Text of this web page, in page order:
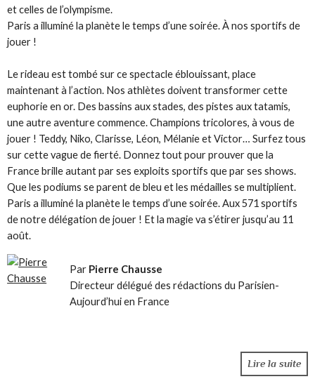
et celles de l’olympisme.
Paris a illuminé la planète le temps d’une soirée. À nos sportifs de
jouer !
Le rideau est tombé sur ce spectacle éblouissant, place
maintenant à l’action. Nos athlètes doivent transformer cette
euphorie en or. Des bassins aux stades, des pistes aux tatamis,
une autre aventure commence. Champions tricolores, à vous de
jouer ! Teddy, Niko, Clarisse, Léon, Mélanie et Victor… Surfez tous
sur cette vague de fierté. Donnez tout pour prouver que la
France brille autant par ses exploits sportifs que par ses shows.
Que les podiums se parent de bleu et les médailles se multiplient.
Paris a illuminé la planète le temps d’une soirée. Aux 571 sportifs
de notre délégation de jouer ! Et la magie va s’étirer jusqu’au 11
août.
Par Pierre Chausse
Directeur délégué des rédactions du Parisien-
Aujourd’hui en France
Lire la suite